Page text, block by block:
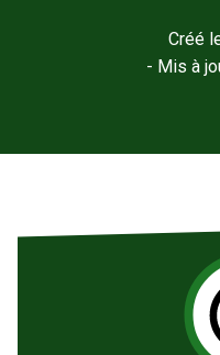
Créé
- Mis à